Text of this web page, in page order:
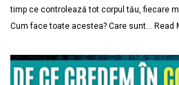
timp ce controlează tot corpul tău, fiecare
Cum face toate acestea? Care sunt… Read